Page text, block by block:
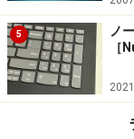
5
ノ
［